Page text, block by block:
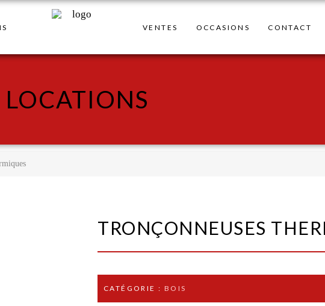
VENTES OCCASIONS CONTACT
LOCATIONS
TRONÇONNEUSES
CATÉGORIE : BOIS